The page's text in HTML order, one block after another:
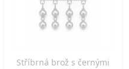
Stříbrná brož s černými